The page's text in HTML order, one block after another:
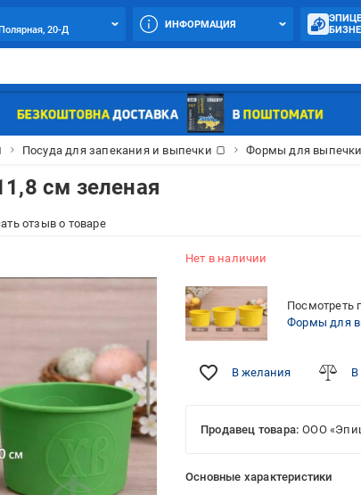
20-Д
ИНФОРМАЦИЯ
Посуда для запекания и выпечки 🍞 Формы для выпечки
см зеленая
отзыв о товаре
Нет в наличии
Посмотреть
Формы для
В желания В
Продавец товара: ООО
Основные характеристики